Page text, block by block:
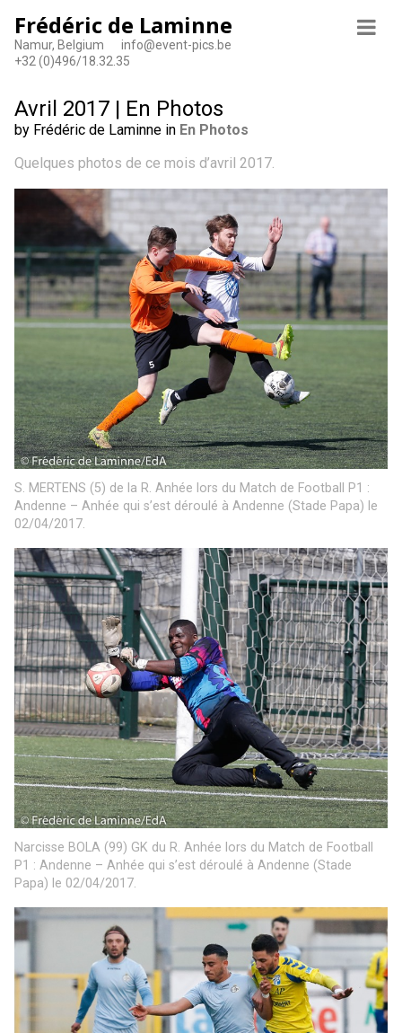
Frédéric de Laminne
Namur, Belgium
info@event-pics.be
+32 (0)496/18.32.35
Avril 2017 | En Photos
by Frédéric de Laminne in En Photos
Quelques photos de ce mois d’avril 2017.
S. MERTENS (5) de la R. Anhée lors du Match de Football P1 :
Andenne – Anhée qui s’est déroulé à Andenne (Stade Papa) le
02/04/2017.
Narcisse BOLA (99) GK du R. Anhée lors du Match de Football
P1 : Andenne – Anhée qui s’est déroulé à Andenne (Stade
Papa) le 02/04/2017.